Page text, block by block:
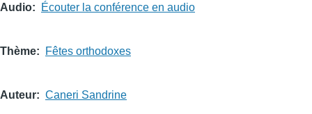
Audio Écouter la conférence en audio
Thème Fêtes orthodoxes
Auteur Caneri Sandrine